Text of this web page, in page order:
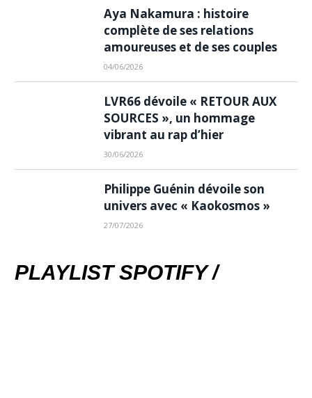
Aya Nakamura : histoire
complète de ses relations
amoureuses et de ses couples
04/06/2026
LVR66 dévoile « RETOUR AUX
SOURCES », un hommage
vibrant au rap d’hier
30/06/2026
Philippe Guénin dévoile son
univers avec « Kaokosmos »
27/07/2026
PLAYLIST SPOTIFY /